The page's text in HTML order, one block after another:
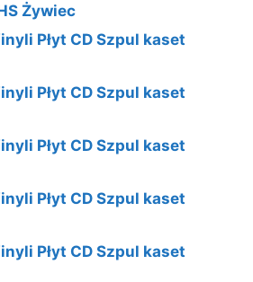
Żywiec
Płyt CD Szpul kaset
Płyt CD Szpul kaset
Płyt CD Szpul kaset
Płyt CD Szpul kaset
Płyt CD Szpul kaset